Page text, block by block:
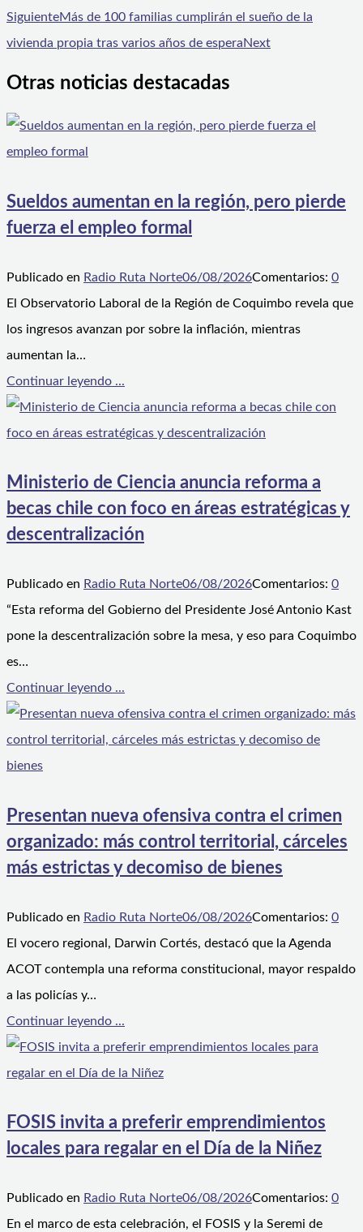
SiguienteMás de 100 familias cumplirán el sueño de la
vivienda propia tras varios años de esperaNext
Otras noticias destacadas
Sueldos aumentan en la región, pero pierde
fuerza el empleo formal
Publicado en Radio Ruta Norte06/08/2026Comentarios: 0
El Observatorio Laboral de la Región de Coquimbo revela que
los ingresos avanzan por sobre la inflación, mientras
aumentan la…
Continuar leyendo ...
Ministerio de Ciencia anuncia reforma a
becas chile con foco en áreas estratégicas y
descentralización
Publicado en Radio Ruta Norte06/08/2026Comentarios: 0
“Esta reforma del Gobierno del Presidente José Antonio Kast
pone la descentralización sobre la mesa, y eso para Coquimbo
es…
Continuar leyendo ...
Presentan nueva ofensiva contra el crimen
organizado: más control territorial, cárceles
más estrictas y decomiso de bienes
Publicado en Radio Ruta Norte06/08/2026Comentarios: 0
El vocero regional, Darwin Cortés, destacó que la Agenda
ACOT contempla una reforma constitucional, mayor respaldo
a las policías y…
Continuar leyendo ...
FOSIS invita a preferir emprendimientos
locales para regalar en el Día de la Niñez
Publicado en Radio Ruta Norte06/08/2026Comentarios: 0
En el marco de esta celebración, el FOSIS y la Seremi de